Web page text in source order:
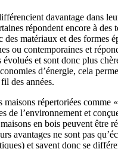
davantage dans
répondent encore à des
des matériaux et des formes
ou contemporaines et
et sont donc plus
d’énergie, cela
des années.
maisons répertoriées comme
de l’environnement et
en bois peuvent être
avantages ne sont pas
et savent donc se